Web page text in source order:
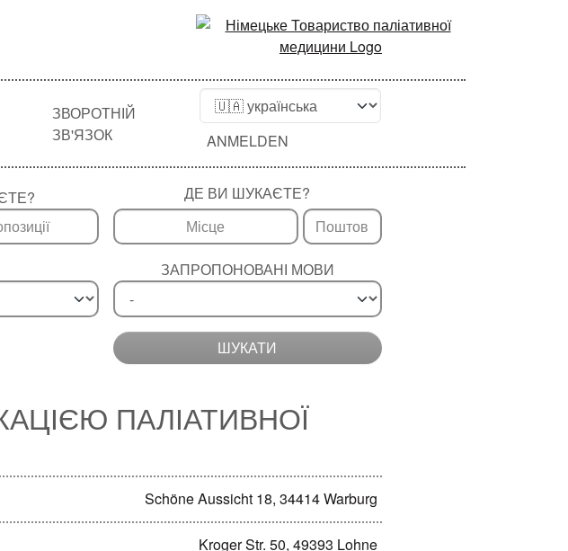
ЗВОРОТНІЙ
ЗВ'ЯЗОК
ANMELDEN
ДЕ ВИ ШУКАЄТЕ?
ЗАПРОПОНОВАНІ МОВИ
ШУКАТИ
ПАЛІАТИВНОЇ
Schöne Aussicht 18, 34414 Warburg
Kroger Str. 50, 49393 Lohne